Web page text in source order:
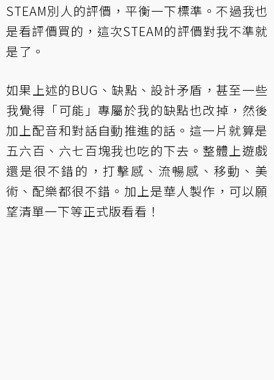
STEAM別人的評價，平衡一下標準。不過我也
是看評價買的，這次STEAM的評價對我不準就
是了。
如果上述的BUG、缺點、設計矛盾，甚至一些
我覺得「可能」專屬於我的缺點也改掉，然後
加上配音和對話自動推進的話。這一片就算是
五六百、六七百塊我也吃的下去。整體上遊戲
還是很不錯的，打擊感、流暢感、移動、美
術、配樂都很不錯。加上是華人製作，可以願
望清單一下等正式版看看！